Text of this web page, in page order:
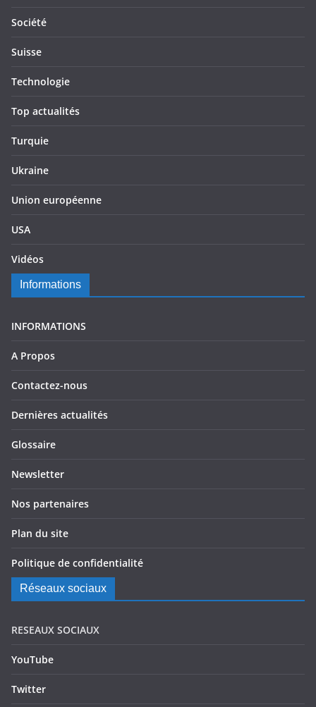
Société
Suisse
Technologie
Top actualités
Turquie
Ukraine
Union européenne
USA
Vidéos
Informations
INFORMATIONS
A Propos
Contactez-nous
Dernières actualités
Glossaire
Newsletter
Nos partenaires
Plan du site
Politique de confidentialité
Réseaux sociaux
RESEAUX SOCIAUX
YouTube
Twitter